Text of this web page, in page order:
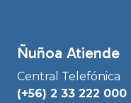
Ñuñoa Atiende
Central Telefónica
(+56) 2 33 222 000